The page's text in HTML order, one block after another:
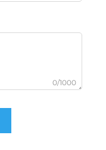
0/1000